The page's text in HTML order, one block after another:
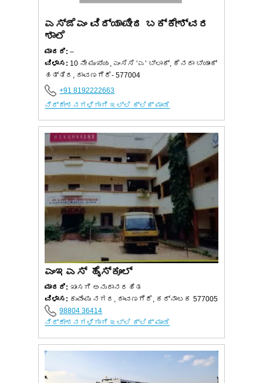
ಎಸ್‌ಜೆಎಂ ವಿದ್ಯಾಪೀಠ ಬಕ್ಕೇಶ್ವರ
ಶಾಲೆ
ಮಾದರಿ: –
ವಿಳಾಸ: 10 ನೇ ಮುಖ್ಯ, ಎಂಸಿಸಿ ‘ಎ’ ಬ್ಲಾಕ್, ಕೆನರಾ ಬ್ಯಾಂಕ್
ಹತ್ತಿರ, ದಾವಣಗೆರೆ- 577004
+91 8192222663
ನಿರ್ದೇಶನಗಳಿಗಾಗಿ ಇಲ್ಲಿ ಕ್ಲಿಕ್ ಮಾಡಿ
ಎಂಇಎಸ್ ಹೈಸ್ಕೂಲ್
ಮಾದರಿ: ಖಾಸಗಿ ಅನುದಾನರಹಿತ
ವಿಳಾಸ: ಕುವೆಂಪು ನಗರ, ದಾವಣಗೆರೆ, ಕರ್ನಾಟಕ 577005
98804 36414
ನಿರ್ದೇಶನಗಳಿಗಾಗಿ ಇಲ್ಲಿ ಕ್ಲಿಕ್ ಮಾಡಿ